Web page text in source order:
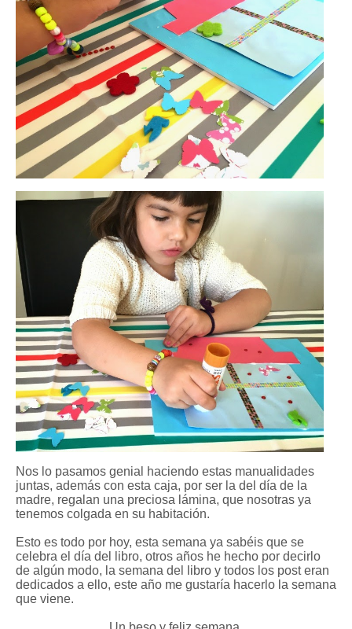
Nos lo pasamos genial haciendo estas manualidades
juntas, además con esta caja, por ser la del día de la
madre, regalan una preciosa lámina, que nosotras ya
tenemos colgada en su habitación.
Esto es todo por hoy, esta semana ya sabéis que se
celebra el día del libro, otros años he hecho por decirlo
de algún modo, la semana del libro y todos los post eran
dedicados a ello, este año me gustaría hacerlo la semana
que viene.